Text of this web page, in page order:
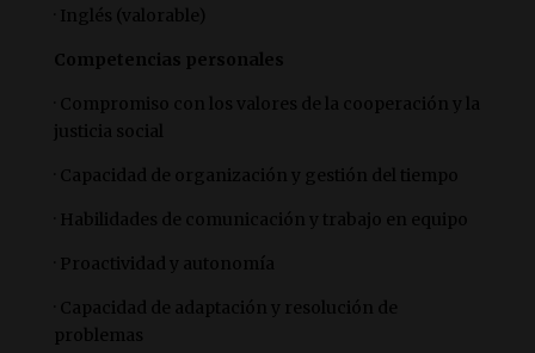
· Inglés (valorable)
Competencias personales
· Compromiso con los valores de la cooperación y la
justicia social
· Capacidad de organización y gestión del tiempo
· Habilidades de comunicación y trabajo en equipo
· Proactividad y autonomía
· Capacidad de adaptación y resolución de
problemas